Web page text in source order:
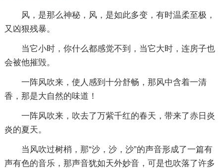
风，是那么神秘，风，是如此多变，有时温柔至极，
又凶狠残暴。
当它小时，你什么都感觉不到，当它大时，连房子也
会被他摧毁。
一阵风吹来，使人感到十分舒畅，那风中含着一清
香，那是大自然的味道！
一阵风吹来，吹去了万紫千红的春天，带来了赤日炎
炎的夏天。
当风吹过树梢，那“沙，沙，沙”的声音形成了一篇有
声有色的音乐，那声音犹如天外妙音，可是也吹落了许多